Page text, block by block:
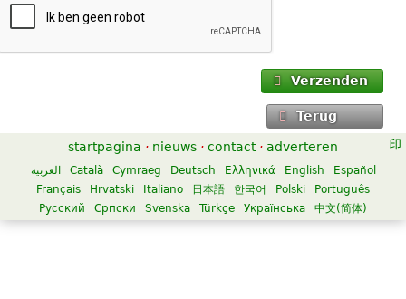
Verzenden
Terug
startpagina · nieuws · contact · adverteren
العربية Català Cymraeg Deutsch Ελληνικά English
Español
Français
Hrvatski Italiano 日本語 한국어 Polski
Português
Русский
Српски Svenska Türkçe Українська 中文(简体)